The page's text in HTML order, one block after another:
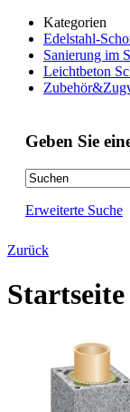
Kategorien
Edelstahl-
Sanierung im
Leichtbeton
Geben Sie
Erweiterte Suche
Zurück
Startseite